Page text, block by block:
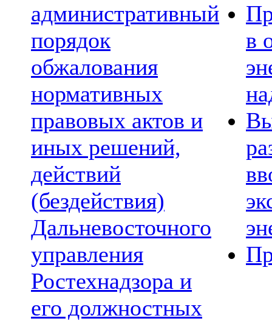
административный
порядок
обжалования
нормативных
правовых актов и
иных решений,
действий
(бездействия)
Дальневосточного
управления
Ростехнадзора и
его должностных
в